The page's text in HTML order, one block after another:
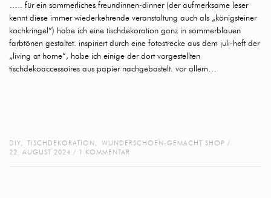
….. für ein sommerliches freundinnen-dinner (der aufmerksame leser
kennt diese immer wiederkehrende veranstaltung auch als „königsteiner
kochkringel“) habe ich eine tischdekoration ganz in sommerblauen
farbtönen gestaltet. inspiriert durch eine fotostrecke aus dem juli-heft der
„living at home“, habe ich einige der dort vorgestellten
tischdekoaccessoires aus papier nachgebastelt. vor allem…
DIY TISCHDEKORATION
WUNDERSCHOEN-GEMACHT SHOP
22. AUGUST 2024
1 KOMMENTAR